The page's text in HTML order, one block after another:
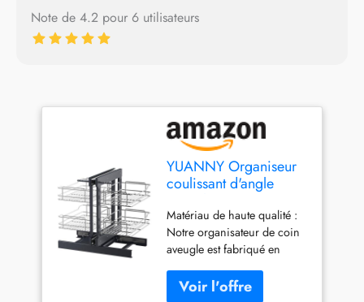
Note de 4.2 pour 6 utilisateurs
YUANNY Organiseur
coulissant d'angle
d'angle aveugles - 800
mm - Avec 4 paniers -
Fermeture douce -
Montage au sol -
Compatible avec
Matériau de haute qualité :
Notre organisateur de coin
aveugle est fabriqué en
garantit sa solidité et sa